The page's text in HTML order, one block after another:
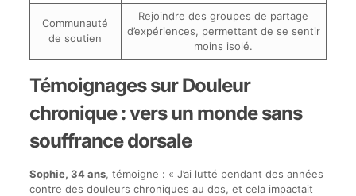
Communauté
de soutien
Rejoindre des groupes de partage
d’expériences, permettant de se sentir
moins isolé.
Témoignages sur Douleur
chronique : vers un monde sans
souffrance dorsale
Sophie, 34 ans, témoigne : « J’ai lutté pendant des années
contre des douleurs chroniques au dos, et cela impactait